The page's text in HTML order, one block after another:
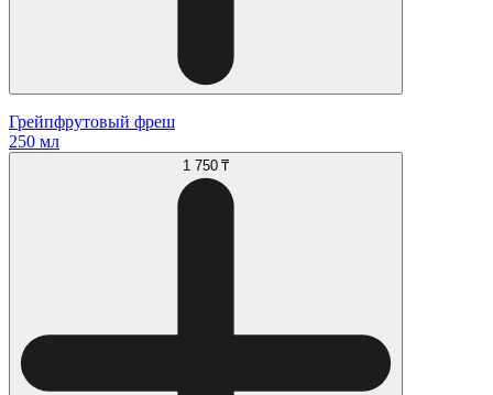
Грейпфрутовый фреш
250 мл
1 750 ₸